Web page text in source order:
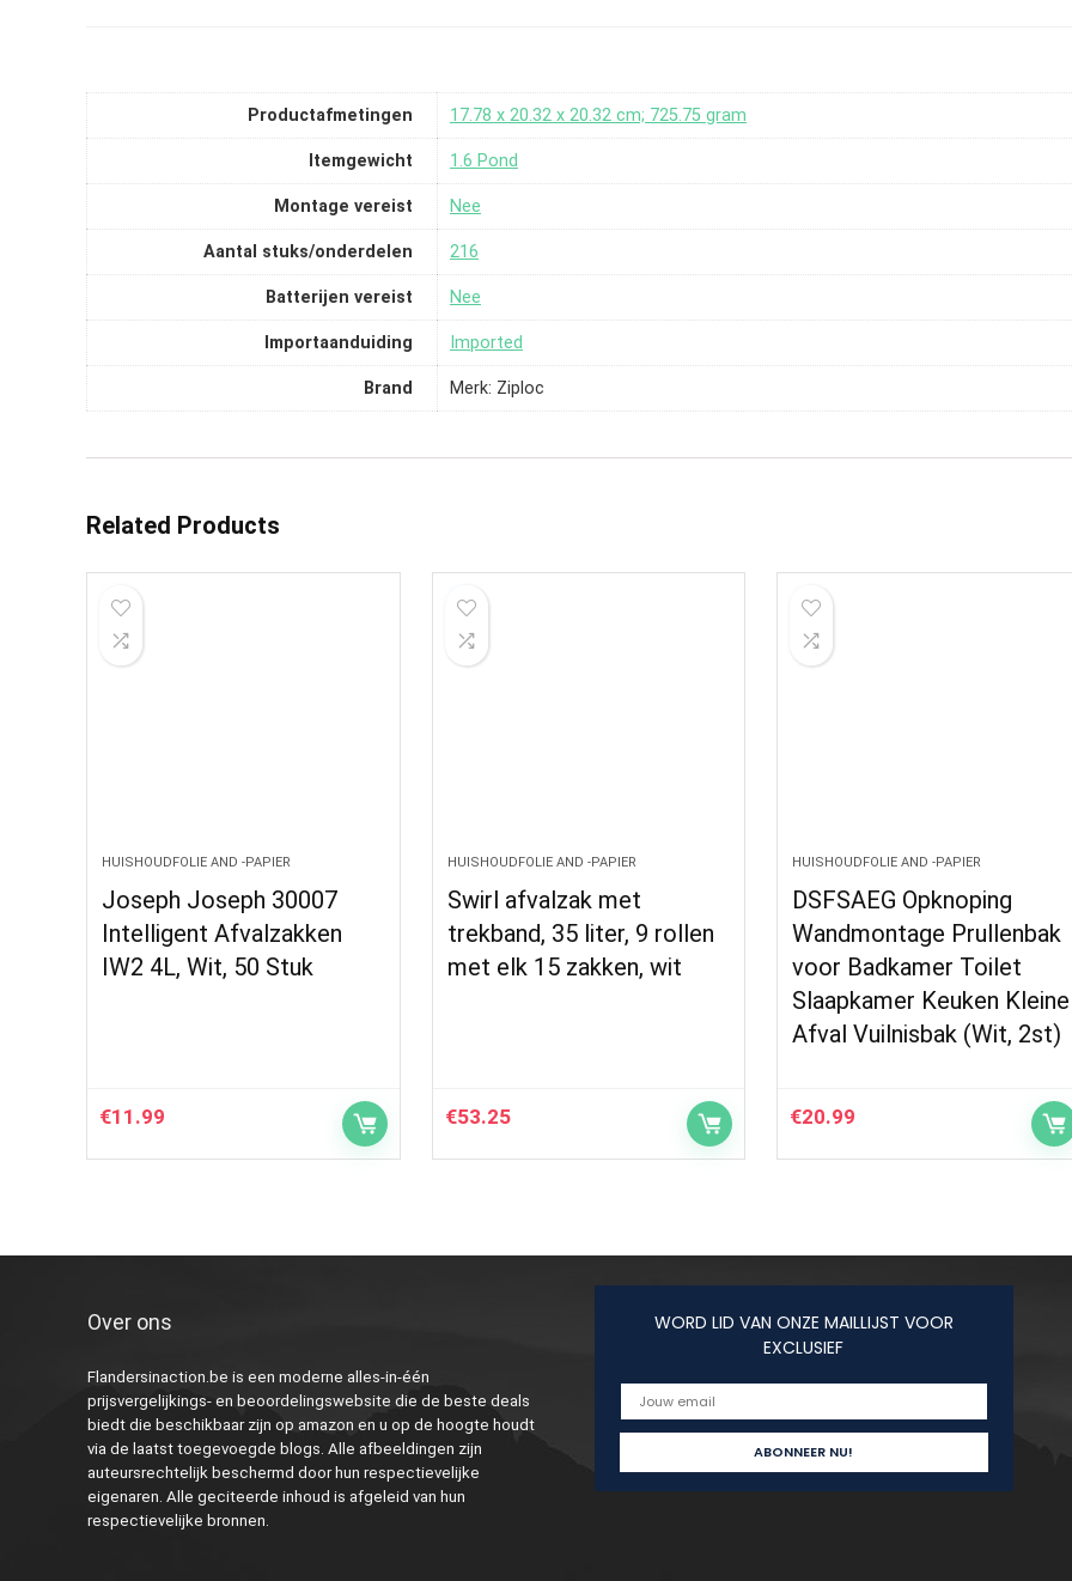
Productafmetingen ‎17.78 x 20.32 x 20.32 cm; 725.75 gram
Itemgewicht ‎1.6 Pond
Montage vereist ‎Nee
Aantal stuks/onderdelen ‎216
Batterijen vereist ‎Nee
Importaanduiding ‎Imported
Brand Merk: Ziploc
Related Products
HUISHOUDFOLIE AND -PAPIER
Joseph Joseph 30007
Intelligent Afvalzakken
IW2 4L, Wit, 50 Stuk
€11.99
HUISHOUDFOLIE AND -PAPIER
Swirl afvalzak met
trekband, 35 liter, 9 rollen
met elk 15 zakken, wit
€53.25
HUISHOUDFOLIE AND -PAPIER
DSFSAEG Opknoping
Wandmontage Prullenbak
voor Badkamer Toilet
Slaapkamer Keuken Kleine
Afval Vuilnisbak (Wit, 2st)
€20.99
Over ons
Flandersinaction.be is een moderne alles-in-één
prijsvergelijkings- en beoordelingswebsite die de beste deals
biedt die beschikbaar zijn op amazon en u op de hoogte houdt
via de laatst toegevoegde blogs. Alle afbeeldingen zijn
auteursrechtelijk beschermd door hun respectievelijke
eigenaren. Alle geciteerde inhoud is afgeleid van hun
respectievelijke bronnen.
WORD LID VAN ONZE MAILLIJST VOOR
EXCLUSIEF